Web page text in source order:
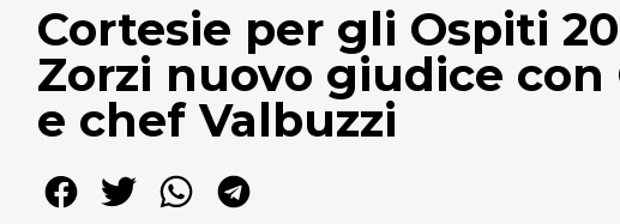
Cortesie per gli Ospiti
Zorzi nuovo giudice con
e chef Valbuzzi